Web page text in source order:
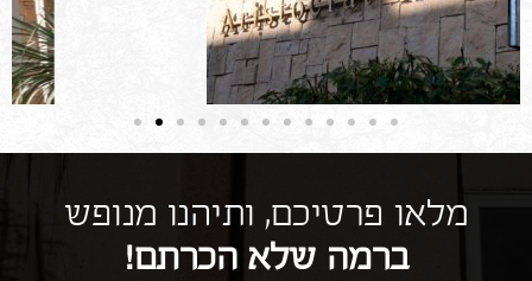
מלאו פרטיכם, ותיהנו מנופש
ברמה שלא הכרתם!